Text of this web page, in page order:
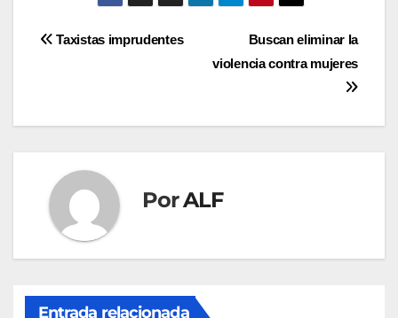
Navegación
entradas
Buscan eliminar la
violencia contra mujeres
Taxistas imprudentes
PorALF
Entrada relacionada